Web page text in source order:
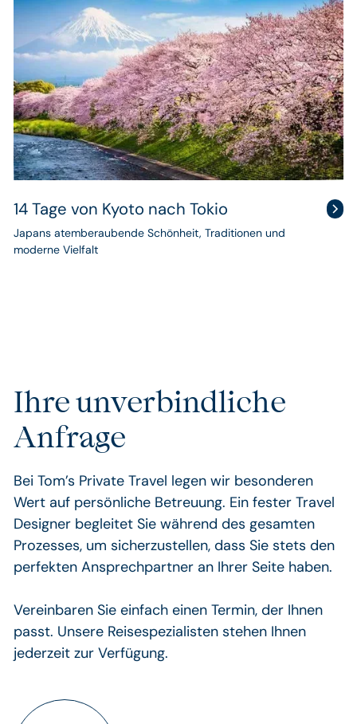
Japans
Hauptinsel
14 Tage von Kyoto nach Tokio
Japans atemberaubende Schönheit, Traditionen und
moderne Vielfalt
Osten
Ihre unverbindliche
Anfrage
Bei Tom’s Private Travel legen wir besonderen
Wert auf persönliche Betreuung. Ein fester Travel
Designer begleitet Sie während des gesamten
Prozesses, um sicherzustellen, dass Sie stets den
perfekten Ansprechpartner an Ihrer Seite haben.
Vereinbaren Sie einfach einen Termin, der Ihnen
passt. Unsere Reisespezialisten stehen Ihnen
jederzeit zur Verfügung.